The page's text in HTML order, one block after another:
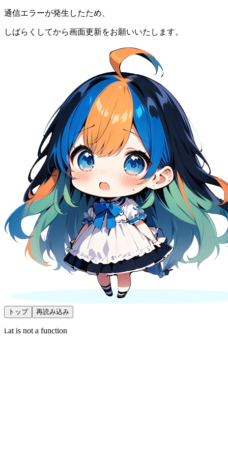
通信エラーが発生したため、
しばらくしてから画面更新をお願いいたします。
トップ 再読み込み
i.at is not a function